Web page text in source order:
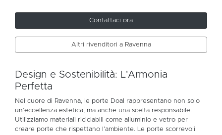
Contattaci ora
Altri rivenditori a Ravenna
Design e Sostenibilità: L'Armonia
Perfetta
Nel cuore di Ravenna, le porte Doal rappresentano non solo
un’eccellenza estetica, ma anche una scelta responsabile.
Utilizziamo materiali riciclabili come alluminio e vetro per
creare porte che rispettano l’ambiente. Le porte scorrevoli